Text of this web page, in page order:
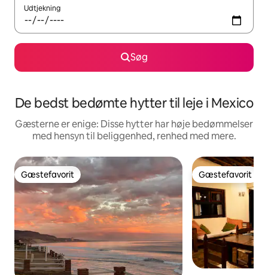
Udtjekning
Søg
De bedst bedømte hytter til leje i Mexico
Gæsterne er enige: Disse hytter har høje bedømmelser
med hensyn til beliggenhed, renhed med mere.
Gæstefavorit
Gæstefavorit Gæstefavorit
Gæstefavorit